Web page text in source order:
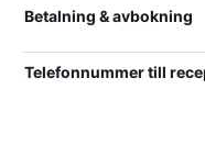
Betalning & avbokning
Telefonnummer till